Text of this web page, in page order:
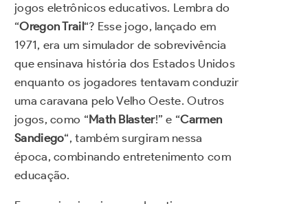
jogos eletrônicos educativos. Lembra do
“Oregon Trail“? Esse jogo, lançado em
1971, era um simulador de sobrevivência
que ensinava história dos Estados Unidos
enquanto os jogadores tentavam conduzir
uma caravana pelo Velho Oeste. Outros
jogos, como “Math Blaster!” e “Carmen
Sandiego“, também surgiram nessa
época, combinando entretenimento com
educação.